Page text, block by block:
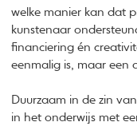
welke manier kan dat
kunstenaar
financiering én
eenmalig is, maar een
Duurzaam in de zin
in het onderwijs met